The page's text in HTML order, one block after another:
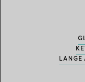
LANGE